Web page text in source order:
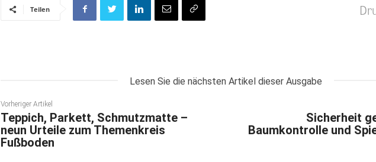
Teilen
Lesen Sie die nächsten Artikel dieser Ausgabe
Vorheriger Artikel
Teppich, Parkett, Schmutzmatte –
neun Urteile zum Themenkreis
Fußboden
Sicherheit
Baumkontrolle und